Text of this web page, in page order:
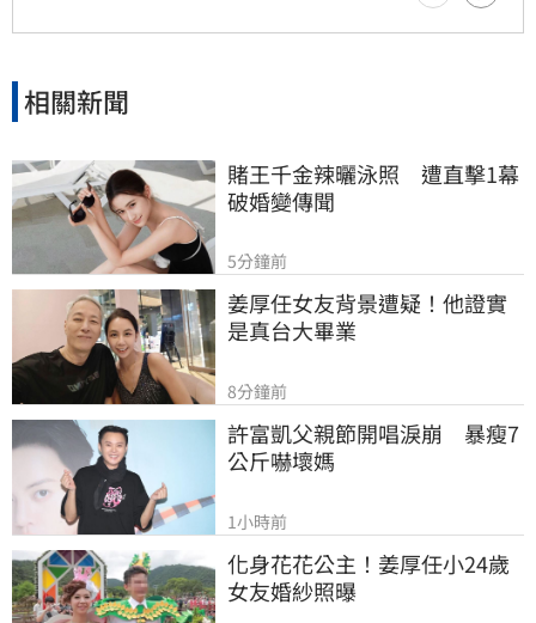
相關新聞
賭王千金辣曬泳照　遭直擊1幕
破婚變傳聞
5分鐘前
姜厚任女友背景遭疑！他證實
是真台大畢業
8分鐘前
許富凱父親節開唱淚崩　暴瘦7
公斤嚇壞媽
1小時前
化身花花公主！姜厚任小24歲
女友婚紗照曝